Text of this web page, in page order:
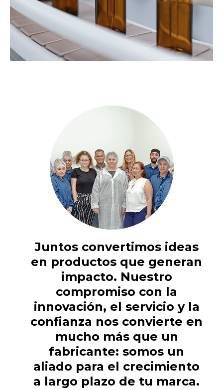
Juntos convertimos ideas
en productos que generan
impacto. Nuestro
compromiso con la
innovación, el servicio y la
confianza nos convierte en
mucho más que un
fabricante: somos un
aliado para el crecimiento
a largo plazo de tu marca.